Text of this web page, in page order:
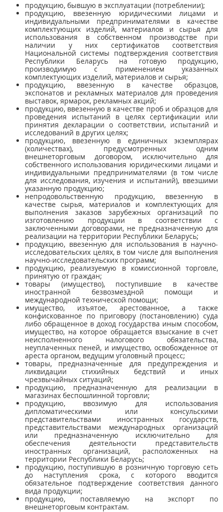
продукцию, бывшую в эксплуатации (потреблении);
продукцию, ввезенную юридическими лицами и
индивидуальными предпринимателями в качестве
комплектующих изделий, материалов и сырья для
использования в собственном производстве при
наличии у них сертификатов соответствия
Национальной системы подтверждения соответствия
Республики Беларусь на готовую продукцию,
производимую с применением указанных
комплектующих изделий, материалов и сырья;
продукцию, ввезенную в качестве образцов,
экспонатов и рекламных материалов для проведения
выставок, ярмарок, рекламных акций;
продукцию, ввезенную в качестве проб и образцов для
проведения испытаний в целях сертификации или
принятия декларации о соответствии, испытаний и
исследований в других целях;
продукцию, ввезенную в единичных экземплярах
(количествах), предусмотренных одним
внешнеторговым договором, исключительно для
собственного использования юридическими лицами и
индивидуальными предпринимателями (в том числе
для исследования, изучения и испытаний), ввезшими
указанную продукцию;
непродовольственную продукцию, ввезенную в
качестве сырья, материалов и комплектующих для
выполнения заказов зарубежных организаций по
изготовлению продукции в соответствии с
заключенными договорами, не предназначенную для
реализации на территории Республики Беларусь;
продукцию, ввезенную для использования в научно-
исследовательских целях, в том числе для выполнения
научно-исследовательских программ;
продукцию, реализуемую в комиссионной торговле,
принятую от граждан;
товары (имущество), поступившие в качестве
иностранной безвозмездной помощи и
международной технической помощи;
имущество, изъятое, арестованное, а также
конфискованное по приговору (постановлению) суда
либо обращенное в доход государства иным способом,
имущество, на которое обращается взыскание в счет
неисполненного налогового обязательства,
неуплаченных пеней, и имущество, освобожденное от
ареста органом, ведущим уголовный процесс;
товары, предназначенные для предупреждения и
ликвидации стихийных бедствий и иных
чрезвычайных ситуаций;
продукцию, предназначенную для реализации в
магазинах беспошлинной торговли;
продукцию, ввозимую для использования
дипломатическими или консульскими
представительствами иностранных государств,
представительствами международных организаций
или предназначенную исключительно для
обеспечения деятельности представительств
иностранных организаций, расположенных на
территории Республики Беларусь;
продукцию, поступившую в розничную торговую сеть
до наступления срока, с которого вводится
обязательное подтверждение соответствия данного
вида продукции;
продукцию, поставляемую на экспорт по
внешнеторговым контрактам.